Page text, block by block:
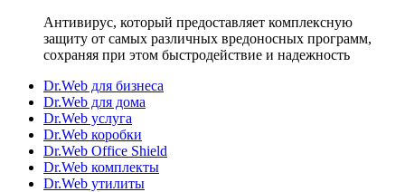
Антивирус, который предоставляет комплексную
защиту от самых различных вредоносных программ,
сохраняя при этом быстродействие и надежность
Dr.Web для бизнеса
Dr.Web для дома
Dr.Web услуга
Dr.Web коробки
Dr.Web Office Shield
Dr.Web комплекты
Dr.Web утилиты